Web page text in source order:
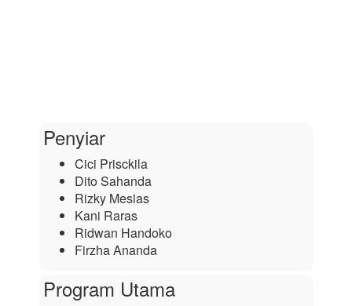
Penyiar
Cici Prisckila
Dito Sahanda
Rizky Mesias
Kani Raras
Ridwan Handoko
Firzha Ananda
Program Utama